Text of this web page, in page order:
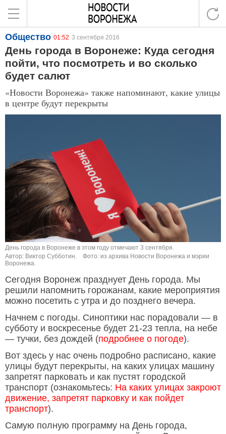
Общество 01:52 3 сентября 2016
День города в Воронеже: Куда сегодня
пойти, что посмотреть и во сколько
будет салют
«Новости Воронежа» также напоминают, какие улицы
в центре будут перекрыты
День города в Воронеже в этом году отмечают 3 сентября.
Автор: Виктор Субботин.
Фото: из архива Новости Воронежа и мэрии
Воронежа.
Сегодня Воронеж празднует День города. Мы
решили напомнить горожанам, какие мероприятия
можно посетить с утра и до позднего вечера.
Начнем с погоды. Синоптики нас порадовали — в
субботу и воскресенье будет 21-23 тепла, на небе
— тучки, без дождей (подробнее о погоде).
Вот здесь у нас очень подробно расписано, какие
улицы будут перекрыты, на каких улицах машину
запретят парковать и как пустят городской
транспорт (ознакомьтесь: На каких улицах закроют
движение, запретят парковку и как пойдет
транспорт).
Самую полную программу на День города,